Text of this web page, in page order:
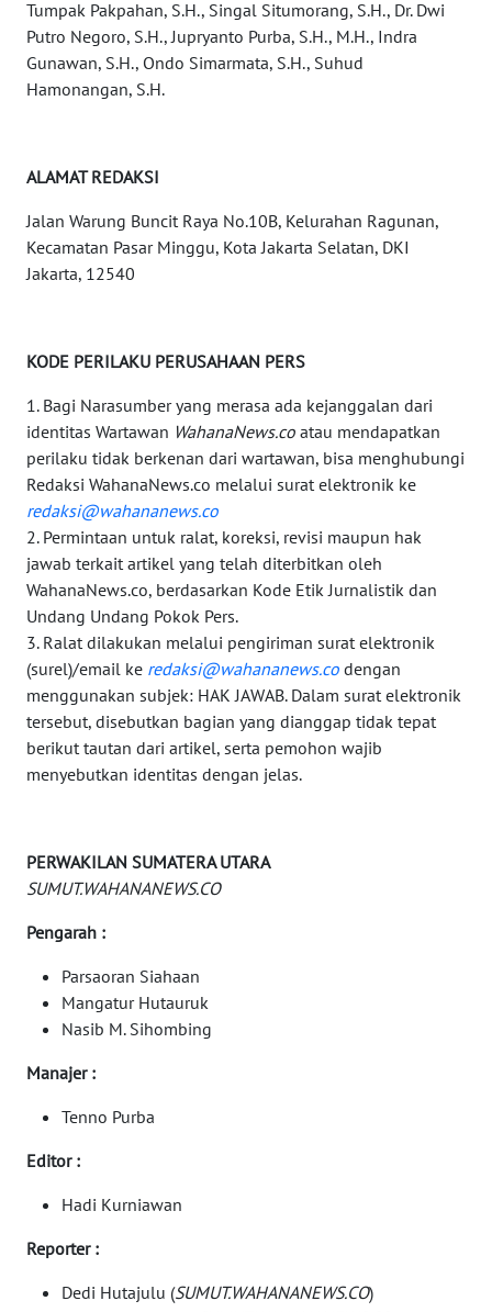
Tumpak Pakpahan, S.H., Singal Situmorang, S.H., Dr. Dwi
Putro Negoro, S.H., Jupryanto Purba, S.H., M.H., Indra
Gunawan, S.H., Ondo Simarmata, S.H., Suhud
Hamonangan, S.H.
ALAMAT REDAKSI
Jalan Warung Buncit Raya No.10B, Kelurahan Ragunan,
Kecamatan Pasar Minggu, Kota Jakarta Selatan, DKI
Jakarta, 12540
KODE PERILAKU PERUSAHAAN PERS
1. Bagi Narasumber yang merasa ada kejanggalan dari
identitas Wartawan WahanaNews.co atau mendapatkan
perilaku tidak berkenan dari wartawan, bisa menghubungi
Redaksi WahanaNews.co melalui surat elektronik ke
redaksi@wahananews.co
2. Permintaan untuk ralat, koreksi, revisi maupun hak
jawab terkait artikel yang telah diterbitkan oleh
WahanaNews.co, berdasarkan Kode Etik Jurnalistik dan
Undang Undang Pokok Pers.
3. Ralat dilakukan melalui pengiriman surat elektronik
(surel)/email ke redaksi@wahananews.co dengan
menggunakan subjek: HAK JAWAB. Dalam surat elektronik
tersebut, disebutkan bagian yang dianggap tidak tepat
berikut tautan dari artikel, serta pemohon wajib
menyebutkan identitas dengan jelas.
PERWAKILAN SUMATERA UTARA
SUMUT.WAHANANEWS.CO
Pengarah :
Parsaoran Siahaan
Mangatur Hutauruk
Nasib M. Sihombing
Manajer :
Tenno Purba
Editor :
Hadi Kurniawan
Reporter :
Dedi Hutajulu (SUMUT.WAHANANEWS.CO)
KALTARA
WN
KALSEL
KALTIM
SULSEL
WN
SULUT
WN
MALUKU
WN
MALUT
WN
DAIRI
WN
DANAU
TOBA
NIAS
LANGKAT
TAPANULI
SELATAN
TANJUNG
WN
SIMALUNGUN